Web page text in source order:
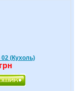
02 (Кухоль)